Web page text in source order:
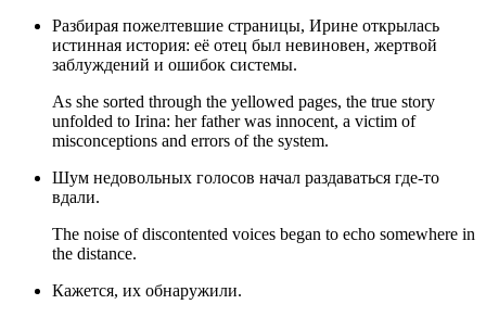
Разбирая пожелтевшие страницы, Ирине открылась
истинная история: её отец был невиновен, жертвой
заблуждений и ошибок системы.
As she sorted through the yellowed pages, the true story
unfolded to Irina: her father was innocent, a victim of
misconceptions and errors of the system.
Шум недовольных голосов начал раздаваться где-то
вдали.
The noise of discontented voices began to echo somewhere in
the distance.
Кажется, их обнаружили.